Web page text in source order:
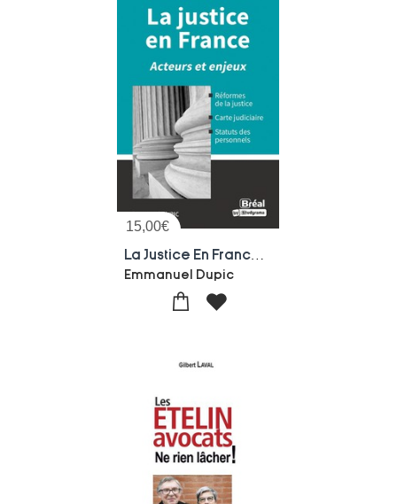
15,00€
Emmanuel Dupic